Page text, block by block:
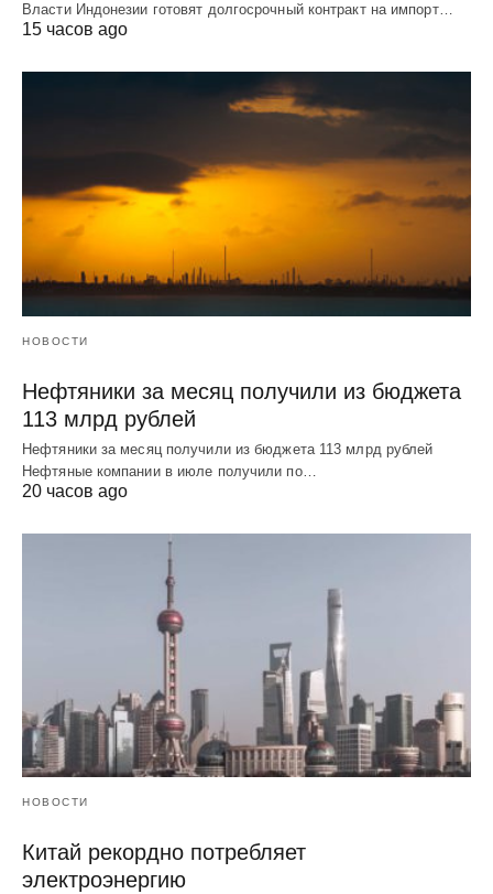
Власти Индонезии готовят долгосрочный контракт на импорт…
15 часов ago
НОВОСТИ
Нефтяники за месяц получили из бюджета
113 млрд рублей
Нефтяники за месяц получили из бюджета 113 млрд рублей
Нефтяные компании в июле получили по…
20 часов ago
НОВОСТИ
Китай рекордно потребляет
электроэнергию